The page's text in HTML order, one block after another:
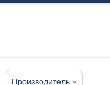
Производитель